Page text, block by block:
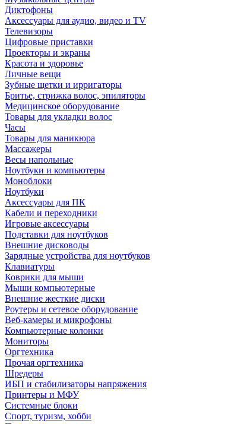
Диктофоны
Аксессуары для аудио, видео и TV
Телевизоры
Цифровые приставки
Проекторы и экраны
Красота и здоровье
Личные вещи
Зубные щетки и ирригаторы
Бритье, стрижка волос, эпиляторы
Медицинское оборудование
Товары для укладки волос
Часы
Товары для маникюра
Массажеры
Весы напольные
Ноутбуки и компьютеры
Моноблоки
Ноутбуки
Аксессуары для ПК
Кабели и переходники
Игровые аксессуары
Подставки для ноутбуков
Внешние дисководы
Зарядные устройства для ноутбуков
Клавиатуры
Коврики для мыши
Мыши компьютерные
Внешние жесткие диски
Роутеры и сетевое оборудование
Веб-камеры и микрофоны
Компьютерные колонки
Мониторы
Оргтехника
Прочая оргтехника
Шредеры
ИБП и стабилизаторы напряжения
Принтеры и МФУ
Системные блоки
Спорт, туризм, хобби